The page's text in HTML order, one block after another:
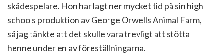
skådespelare. Hon har lagt ner mycket tid på sin high
schools produktion av George Orwells Animal Farm,
så jag tänkte att det skulle vara trevligt att stötta
henne under en av föreställningarna.